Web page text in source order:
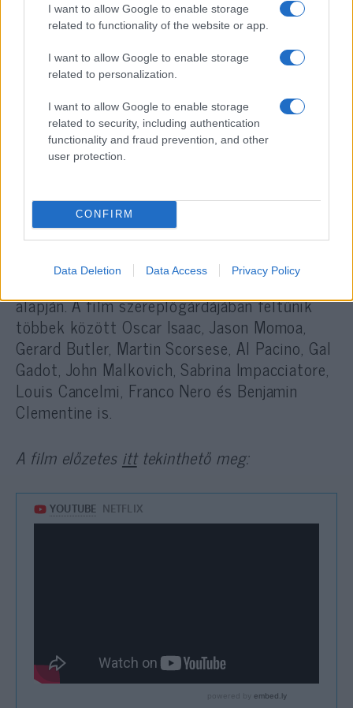
I want to allow Google to enable storage
related to functionality of the website or app.
I want to allow Google to enable storage
related to personalization.
I want to allow Google to enable storage
related to security, including authentication
functionality and fraud prevention, and other
user protection.
CONFIRM
Data Deletion Data Access Privacy Policy
színjátékának a költő saját kézírásával
A másik történetszál a 14. századba vezet,
ahol maga Dante keresi az inspirációt élete
fő művének megírásához. A két férfit – bár
évszázadok választják el őket – tudtukon
isteni tökéletesség megszállott keresése.
ADante kezében-t Julian Schnabel rendezte,
míg a forgatókönyvet Julian Schnabel és
Louise Kugelberg írta Nick Tosches regénye
alapján. A film szereplőgárdájában feltűnik
többek között Oscar Isaac, Jason Momoa,
Gerard Butler, Martin Scorsese, Al Pacino, Gal
Gadot, John Malkovich, Sabrina Impacciatore,
Louis Cancelmi, Franco Nero és Benjamin
Clementine is.
A film előzetes itttekinthető meg: